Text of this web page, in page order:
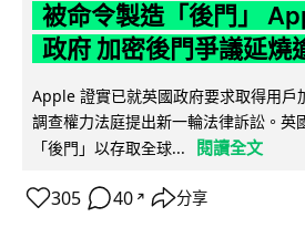
被命令製造「後門」
政府 加密後門爭議延燒
Apple 證實已就英國政府要求取得用戶
調查權力法庭提出新一輪法律訴訟。英
「後門」以存取全球...
閱讀全文
305 40 ↗ 分享